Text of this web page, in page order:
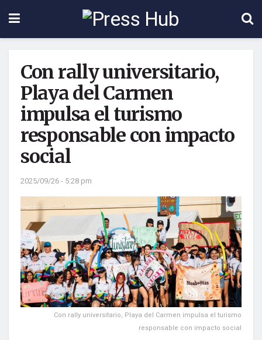
Con rally universitario,
Playa del Carmen
impulsa el turismo
responsable con impacto
social
2025/09/26 - 5:28 pm
Con rally universitario, Playa del Carmen impulsa el turismo
responsable con impacto social